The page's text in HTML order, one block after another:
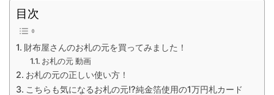
目次
財布屋さんのお札の元を買ってみました！
お札の元 動画
お札の元の正しい使い方！
こちらも気になるお札の元!?純金箔使用の1万円札カード